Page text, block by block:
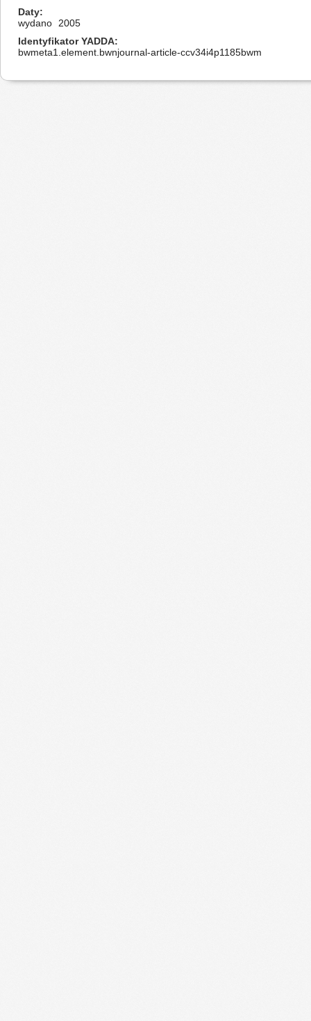
Daty
wydano
2005
Identyfikator YADDA
bwmeta1.element.bwnjournal-article-ccv34i4p1185bwm